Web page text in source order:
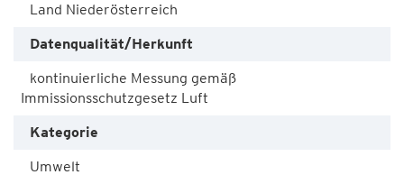
Land Niederösterreich
Datenqualität/Herkunft
kontinuierliche Messung gemäß
Immissionsschutzgesetz Luft
Kategorie
Umwelt